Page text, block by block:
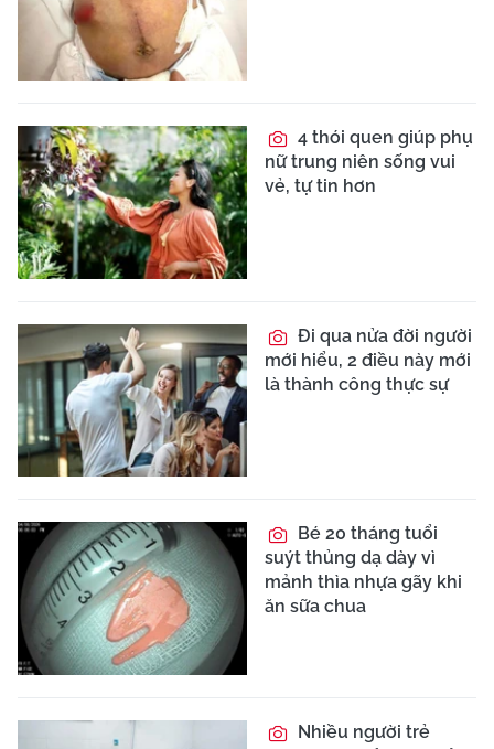
4 thói quen giúp phụ
nữ trung niên sống vui
vẻ, tự tin hơn
Đi qua nửa đời người
mới hiểu, 2 điều này mới
là thành công thực sự
Bé 20 tháng tuổi
suýt thủng dạ dày vì
mảnh thìa nhựa gãy khi
ăn sữa chua
Nhiều người trẻ